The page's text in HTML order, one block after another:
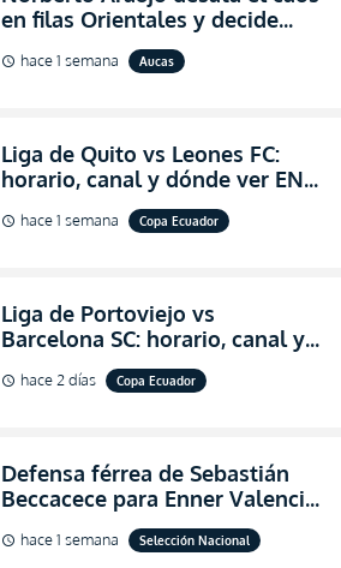
en filas Orientales y decide
abandonar la dirección técnica
de Aucas
schedule hace 1 semana Aucas
Liga de Quito vs Leones FC:
horario, canal y dónde ver EN
VIVO los octavos de final de la
Copa Ecuador 2026
schedule hace 1 semana Copa Ecuador
Liga de Portoviejo vs
Barcelona SC: horario, canal y
dónde ver EN VIVO los octavos
de final de la Copa Ecuador
schedule hace 2 días Copa Ecuador
Defensa férrea de Sebastián
Beccacece para Enner Valencia
al indicar que era el hombre
indicado para Ecuador
schedule hace 1 semana Selección Nacional